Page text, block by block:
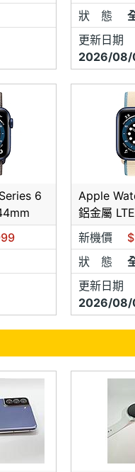
＊
人
品
★
★
★
以
狀 態
更新日期
2026/08/
6
Apple
鋁金屬
新機價
狀 態
更新日期
2026/08/